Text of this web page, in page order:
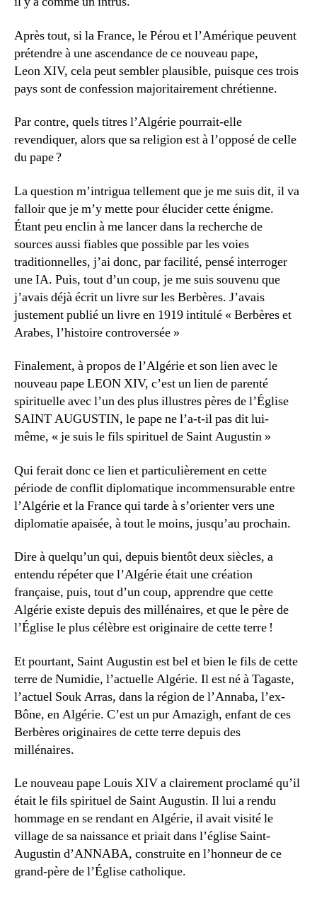
Après tout, si la France, le Pérou et l’Amérique peuvent
prétendre à une ascendance de ce nouveau pape,
Leon XIV, cela peut sembler plausible, puisque ces trois
pays sont de confession majoritairement chrétienne.
Par contre, quels titres l’Algérie pourrait-elle
revendiquer, alors que sa religion est à l’opposé de celle
du pape ?
La question m’intrigua tellement que je me suis dit, il va
falloir que je m’y mette pour élucider cette énigme.
Étant peu enclin à me lancer dans la recherche de
sources aussi fiables que possible par les voies
traditionnelles, j’ai donc, par facilité, pensé interroger
une IA. Puis, tout d’un coup, je me suis souvenu que
j’avais déjà écrit un livre sur les Berbères. J’avais
justement publié un livre en 1919 intitulé « Berbères et
Arabes, l’histoire controversée »
Finalement, à propos de l’Algérie et son lien avec le
nouveau pape LEON XIV, c’est un lien de parenté
spirituelle avec l’un des plus illustres pères de l’Église
SAINT AUGUSTIN, le pape ne l’a-t-il pas dit lui-
même, « je suis le fils spirituel de Saint Augustin »
Qui ferait donc ce lien et particulièrement en cette
période de conflit diplomatique incommensurable entre
l’Algérie et la France qui tarde à s’orienter vers une
diplomatie apaisée, à tout le moins, jusqu’au prochain.
Dire à quelqu’un qui, depuis bientôt deux siècles, a
entendu répéter que l’Algérie était une création
française, puis, tout d’un coup, apprendre que cette
Algérie existe depuis des millénaires, et que le père de
l’Église le plus célèbre est originaire de cette terre !
Et pourtant, Saint Augustin est bel et bien le fils de cette
terre de Numidie, l’actuelle Algérie. Il est né à Tagaste,
l’actuel Souk Arras, dans la région de l’Annaba, l’ex-
Bône, en Algérie. C’est un pur Amazigh, enfant de ces
Berbères originaires de cette terre depuis des
millénaires.
Le nouveau pape Louis XIV a clairement proclamé qu’il
était le fils spirituel de Saint Augustin. Il lui a rendu
hommage en se rendant en Algérie, il avait visité le
village de sa naissance et priait dans l’église Saint-
Augustin d’ANNABA, construite en l’honneur de ce
grand-père de l’Église catholique.